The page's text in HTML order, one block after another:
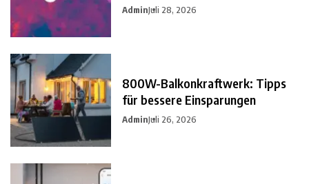
AdminJuli 28, 2026
800W-Balkonkraftwerk: Tipps
für bessere Einsparungen
AdminJuli 26, 2026